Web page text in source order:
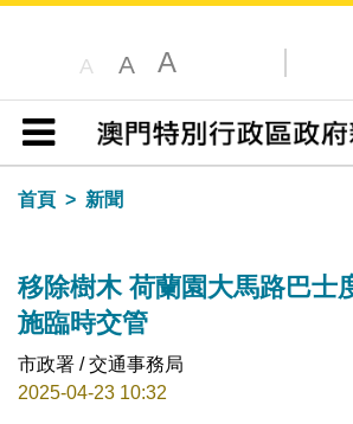
A A A
目錄
首頁
新聞
移除樹木 荷蘭園大馬路巴士
施臨時交管
市政署 / 交通事務局
2025-04-23 10:32